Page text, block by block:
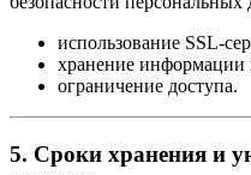
использование SSL-
хранение информации
ограничение доступа.
5. Сроки хранения и